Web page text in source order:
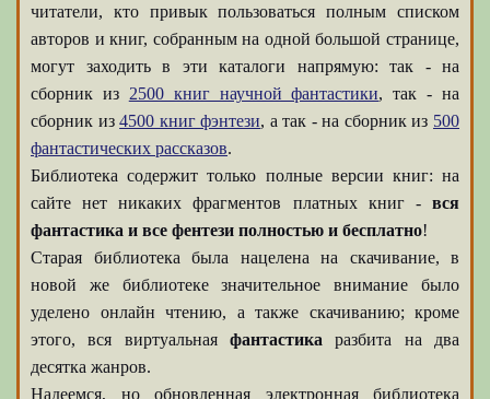
читатели, кто привык пользоваться полным списком
авторов и книг, собранным на одной большой странице,
могут заходить в эти каталоги напрямую: так - на
сборник из 2500 книг научной фантастики, так - на
сборник из4500 книг фэнтези, а так - на сборник из 500
фантастических рассказов.
Библиотека содержит только полные версии книг: на
сайте нет никаких фрагментов платных книг - вся
фантастика и все фентези полностью и бесплатно!
Старая библиотека была нацелена на скачивание, в
новой же библиотеке значительное внимание было
уделено онлайн чтению, а также скачиванию; кроме
этого, вся виртуальная фантастика разбита на два
десятка жанров.
Надеемся, но обновленная электронная библиотека